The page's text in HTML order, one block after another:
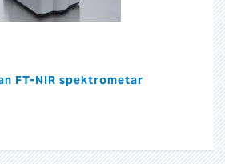
FT-NIR spektrometar